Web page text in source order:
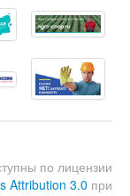
по лицензии
Attribution 3.0 при